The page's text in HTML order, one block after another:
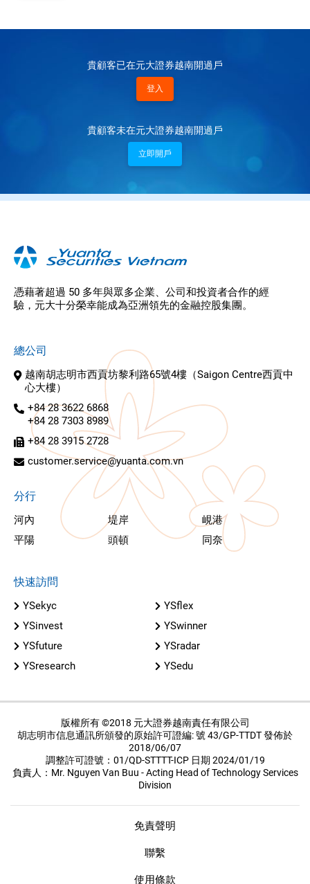
貴顧客已在元大證券越南開過戶
登入
貴顧客未在元大證券越南開過戶
立即開戶
憑藉著超過 50 多年與眾多企業、公司和投資者合作的經
驗，元大十分榮幸能成為亞洲領先的金融控股集團。
總公司
越南胡志明市西貢坊黎利路65號4樓（Saigon Centre西貢中
心大樓）
+84 28 3622 6868
+84 28 7303 8989
+84 28 3915 2728
customer.service@yuanta.com.vn
分行
河內 堤岸
峴港
平陽
頭頓 同奈
快速訪問
YSekyc
YSflex
YSinvest
YSwinner
YSfuture
YSradar
YSresearch
YSedu
版權所有 ©2018 元大證券越南責任有限公司
胡志明市信息通訊所頒發的原始許可證編: 號 43/GP-TTDT 發佈於
2018/06/07
調整許可證號：01/QD-STTTT-ICP 日期 2024/01/19
負責人：Mr. Nguyen Van Buu - Acting Head of Technology Services
Division
免責聲明
聯繫
使用條款